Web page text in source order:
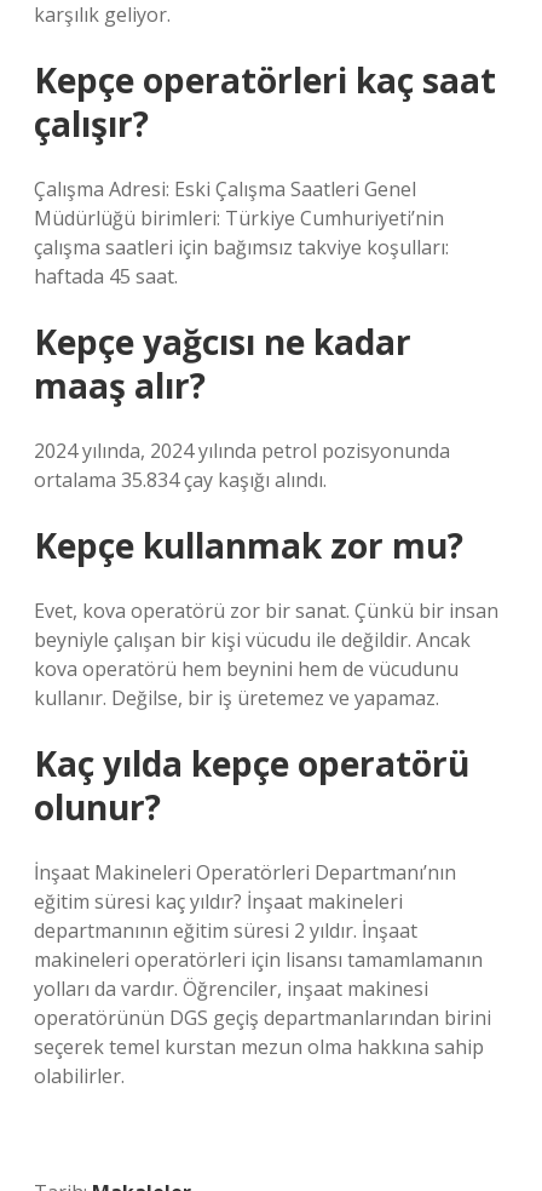
karşılık geliyor.
Kepçe operatörleri kaç saat
çalışır?
Çalışma Adresi: Eski Çalışma Saatleri Genel
Müdürlüğü birimleri: Türkiye Cumhuriyeti’nin
çalışma saatleri için bağımsız takviye koşulları:
haftada 45 saat.
Kepçe yağcısı ne kadar
maaş alır?
2024 yılında, 2024 yılında petrol pozisyonunda
ortalama 35.834 çay kaşığı alındı.
Kepçe kullanmak zor mu?
Evet, kova operatörü zor bir sanat. Çünkü bir insan
beyniyle çalışan bir kişi vücudu ile değildir. Ancak
kova operatörü hem beynini hem de vücudunu
kullanır. Değilse, bir iş üretemez ve yapamaz.
Kaç yılda kepçe operatörü
olunur?
İnşaat Makineleri Operatörleri Departmanı’nın
eğitim süresi kaç yıldır? İnşaat makineleri
departmanının eğitim süresi 2 yıldır. İnşaat
makineleri operatörleri için lisansı tamamlamanın
yolları da vardır. Öğrenciler, inşaat makinesi
operatörünün DGS geçiş departmanlarından birini
seçerek temel kurstan mezun olma hakkına sahip
olabilirler.